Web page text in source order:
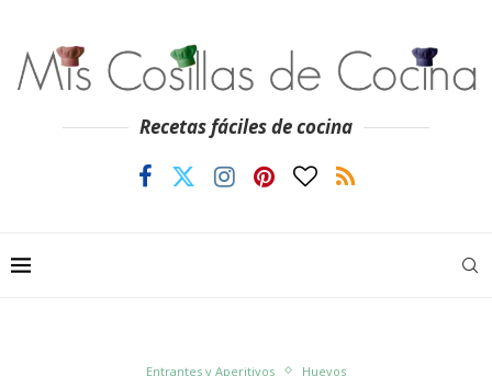
Recetas fáciles de cocina
Entrantes y Aperitivos Huevos